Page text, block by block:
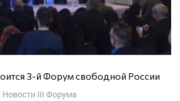
3-й Форум свободной России
Новости III Форума